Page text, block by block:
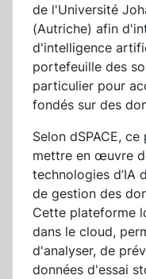
de l'Université
(Autriche) afin
d'intelligence
portefeuille des
particulier pour
fondés sur des
Selon dSPACE,
mettre en œuvre
technologies d’IA
de gestion des
Cette plateforme
dans le cloud,
d'analyser, de
données d'essai